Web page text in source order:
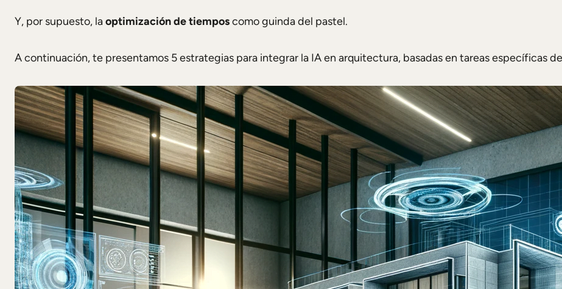
Y, por supuesto, laoptimización de tiemposcomo guinda del pastel.
A continuación, te presentamos 5 estrategias para integrar la IA en arquitectura, basadas en tareas específicas